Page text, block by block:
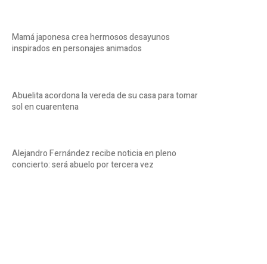
Mamá japonesa crea hermosos desayunos
inspirados en personajes animados
Abuelita acordona la vereda de su casa para tomar
sol en cuarentena
Alejandro Fernández recibe noticia en pleno
concierto: será abuelo por tercera vez